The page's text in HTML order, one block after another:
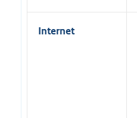
Internet